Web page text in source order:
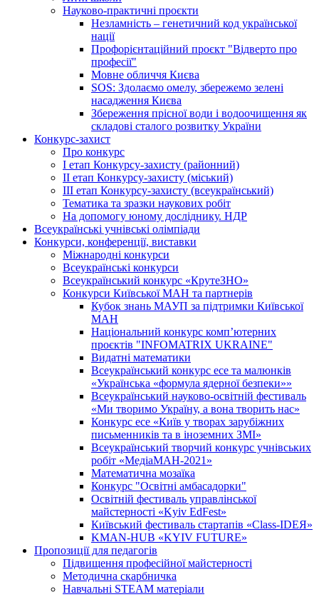
Науково-практичні проєкти
Незламність – генетичний код української
нації
Профорієнтаційний проєкт "Відверто про
професії"
Мовне обличчя Києва
SOS: Здолаємо омелу, збережемо зелені
насадження Києва
Збереження прісної води і водоочищення як
складові сталого розвитку України
Конкурс-захист
Про конкурс
І етап Конкурсу-захисту (районний)
ІІ етап Конкурсу-захисту (міський)
ІІІ етап Конкурсу-захисту (всеукраїнський)
Тематика та зразки наукових робіт
На допомогу юному досліднику. НДР
Всеукраїнські учнівські олімпіади
Конкурси, конференції, виставки
Міжнародні конкурси
Всеукраїнські конкурси
Всеукраїнський конкурс «КрутеЗНО»
Конкурси Київської МАН та партнерів
Кубок знань МАУП за підтримки Київської
МАН
Національний конкурс комп’ютерних
проєктів "INFOMATRIX UKRAINE"
Видатні математики
Всеукраїнський конкурс есе та малюнків
«Українська «формула ядерної безпеки»»
Всеукраїнський науково-освітній фестиваль
«Ми творимо Україну, а вона творить нас»
Конкурс есе «Київ у творах зарубіжних
письменників та в іноземних ЗМІ»
Всеукраїнський творчий конкурс учнівських
робіт «МедіаМАН-2021»
Математична мозаїка
Конкурс "Освітні амбасадорки"
Освітній фестиваль управлінської
майстерності «Kyiv EdFest»
Київський фестиваль стартапів «Class-IDEЯ»
KMAN-HUB «KYIV FUTURE»
Пропозиції для педагогів
Підвищення професійної майстерності
Методична скарбничка
Навчальні STEAM матеріали